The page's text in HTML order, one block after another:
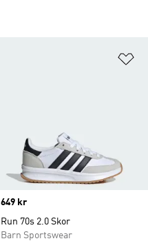
Price
649 kr
Run 70s 2.0 Skor
Barn Sportswear